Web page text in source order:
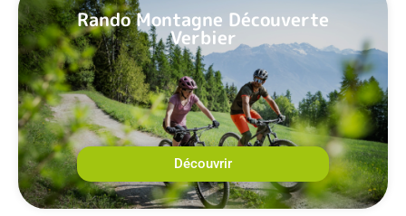
Rando Montagne Découverte
Verbier
Découvrir